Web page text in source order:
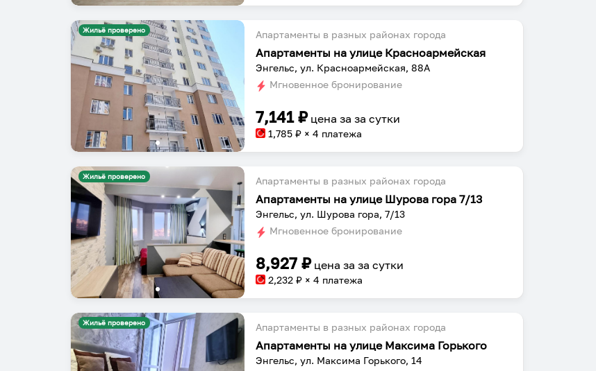
Жильё проверено Апартаменты в разных районах города
Апартаменты на улице Красноармейская
Энгельс, ул. Красноармейская, 88А
Мгновенное бронирование
7,141₽ цена заза сутки
1,785 ₽ × 4 платежа
Жильё проверено Апартаменты в разных районах города
Апартаменты на улице Шурова гора 7/13
Энгельс, ул. Шурова гора, 7/13
Мгновенное бронирование
8,927 ₽ цена заза сутки
2,232 ₽ × 4 платежа
Жильё проверено Апартаменты в разных районах города
Апартаменты на улице Максима Горького
Энгельс, ул. Максима Горького, 14